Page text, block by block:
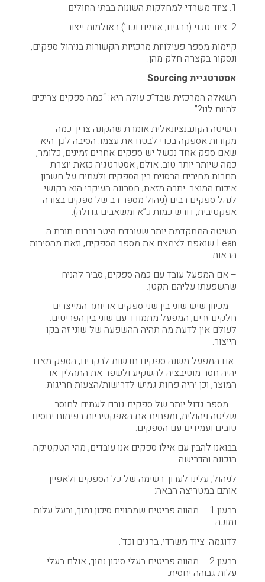
1. ציוד משרדי למחלקות השונות בבתי החולים.
2. ציוד טכני (ברגים, אומים וכד’) באולמות ייצור.
קיימות מספר פעילויות מרכזיות הקשורות בניהול ספקים,
ונסקור בקצרה חלק מהן.
אסטרטגיית Sourcing
השאלה המרכזית שבד”כ עולה היא: “כמה ספקים צריכים
להיות לנו?”.
השיטה הקונבנציונאלית אומרת שהקונה צריך כמה
מקורות אספקה בכדי לבטח את עצמו. הסיבה לכך היא
שאם ספק אחד נכשל יש ספקים אחרים זמינים, כלומר,
כמה שיותר יותר טוב. אולם, אסטרטגיה כזאת יוצרת
תחרות מחירים הרסנית בין הספקים ולעתים על חשבון
איכות המוצר. יתרה מזאת, חסרונה העיקרי הוא בקושי
לנהל ספקים רבים (ניהול מספר רב של ספקים בצורה
אפקטיבית, דורש כמות כ”א ומשאבים גדולה).
השיטה המתקדמת יותר שעובדת היטב וברוח תורת ה-
Lean שואפת לצמצם את מספר הספקים, וזאת מהסיבות
הבאות:
– אם המפעל עובד עם כמה ספקים, סביר להניח
שהשפעתו עליהם תקטן.
– מכיוון שיש שוני בין שני ספקים או יותר המייצרים
חלקים זרים, המפעל מתמודד עם שוני בין הפריטים.
לעולם אין לדעת מה תהיה ההשפעה של שוני זה בקו
הייצור.
-אם המפעל משנה ספקים חדשות לבקרים, הספק מצדו
יהיה חסר מוטיבציה להשקיע ולשפר את התהליך או
המוצר, וכן יהיה פחות גמיש לדרישות/הצעות חריגות.
– מספר גדול יותר של ספקים גורם לעתים לחוסר
שליטה ניהולית, ומפחית את האפקטיביות בפיתוח יחסים
טובים ועמידים עם הספקים.
בבואנו להבין עם אילו ספקים אנו עובדים, מהי הטקטיקה
הנכונה והדרישה
לניהול, עלינו לערוך רשימה של כל הספקים ולאפיין
אותם במטריצה הבאה:
רבעון 1 – מהווה פריטים שמהווים סיכון נמוך, ובעל עלות
נמוכה.
לדוגמה: ציוד משרדי, ברגים וכד’.
רבעון 2 – מהווה פריטים בעלי סיכון נמוך, אולם בעלי
עלות גבוהה יחסית.